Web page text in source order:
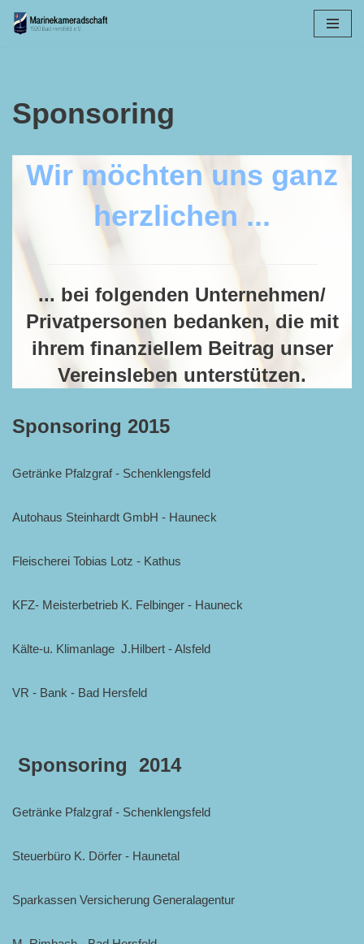
Sponsoring
Wir möchten uns ganz
herzlichen ...
... bei folgenden Unternehmen/
Privatpersonen bedanken, die mit
ihrem finanziellem Beitrag unser
Vereinsleben unterstützen.
Sponsoring 2015
Getränke Pfalzgraf - Schenklengsfeld
Autohaus Steinhardt GmbH - Hauneck
Fleischerei Tobias Lotz - Kathus
KFZ- Meisterbetrieb K. Felbinger - Hauneck
Kälte-u. Klimanlage J.Hilbert - Alsfeld
VR - Bank - Bad Hersfeld
Sponsoring 2014
Getränke Pfalzgraf - Schenklengsfeld
Steuerbüro K. Dörfer - Haunetal
Sparkassen Versicherung Generalagentur